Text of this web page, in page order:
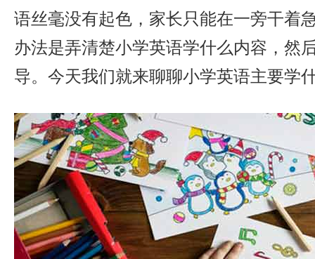
语丝毫没有起色，家长只能在一旁干着
办法是弄清楚小学英语学什么内容，然
导。今天我们就来聊聊小学英语主要学